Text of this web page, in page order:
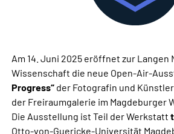
Am 14. Juni 2025 eröffnet zur Langen
Wissenschaft die neue Open-Air-
Progress“ der Fotografin und
der Freiraumgalerie im Magdeburger
Die Ausstellung ist Teil der Werkstatt
Otto-von-Guericke-Universität